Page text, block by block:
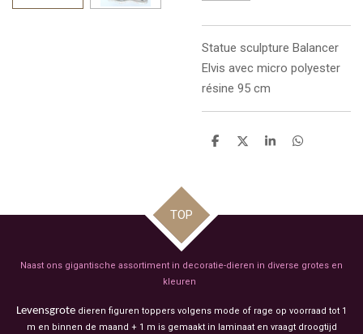
Statue sculpture Balancer
Elvis avec micro polyester
résine 95 cm
D
D
S
D
TOP
Naast ons gigantische assortiment in decoratie-dieren in diverse grotes en
kleuren
Levensgrote dieren figuren toppers volgens mode of rage op voorraad tot 1
m en binnen de maand + 1 m is gemaakt in laminaat en vraagt droogtijd